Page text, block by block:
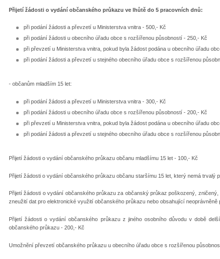
Přijetí žádosti o vydání občanského průkazu ve lhůtě do 5 pracovních dnů:
při podání žádosti a převzetí u Ministerstva vnitra - 500,- Kč
při podání žádosti u obecního úřadu obce s rozšířenou působností - 250,- Kč
při převzetí u Ministerstva vnitra, pokud byla žádost podána u obecního úřadu
při podání žádosti a převzetí u stejného obecního úřadu obce s rozšířenou
- občanům mladším 15 let:
při podání žádosti a převzetí u Ministerstva vnitra - 300,- Kč
při podání žádosti u obecního úřadu obce s rozšířenou působností - 200,- Kč
při převzetí u Ministerstva vnitra, pokud byla žádost podána u obecního úřadu
při podání žádosti a převzetí u stejného obecního úřadu obce s rozšířenou
Přijetí žádosti o vydání občanského průkazu občanu mladšímu 15 let - 100,- Kč
Přijetí žádosti o vydání občanského průkazu občanu staršímu 15 let, který nemá trvalý
Přijetí žádosti o vydání občanského průkazu za občanský průkaz poškozený,
zneužití dat pro elektronické využití občanského průkazu nebo obsahující neoprávněně
Přijetí žádosti o vydání občanského průkazu z jiného osobního důvodu v době
občanského průkazu - 200,- Kč
Umožnění převzetí občanského průkazu u obecního úřadu obce s rozšířenou